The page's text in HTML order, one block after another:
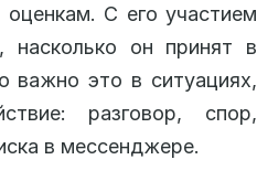
С его участием
насколько он принят в
важно это в ситуациях,
разговор, спор,
в мессенджере.